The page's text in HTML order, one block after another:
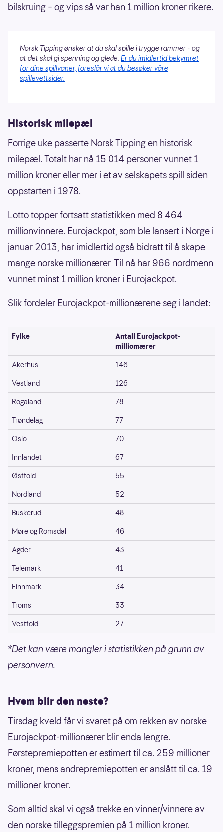
bilskruing – og vips så var han 1 million kroner rikere.
Norsk Tipping ønsker at du skal spille i trygge rammer - og
at det skal gi spenning og glede. Er du imidlertid bekymret
for dine spillvaner, foreslår vi at du besøker våre
spillevettsider.
Historisk milepæl
Forrige uke passerte Norsk Tipping en historisk
milepæl. Totalt har nå 15 014 personer vunnet 1
million kroner eller mer i et av selskapets spill siden
oppstarten i 1978.
Lotto topper fortsatt statistikken med 8 464
millionvinnere. Eurojackpot, som ble lansert i Norge i
januar 2013, har imidlertid også bidratt til å skape
mange norske millionærer. Til nå har 966 nordmenn
vunnet minst 1 million kroner i Eurojackpot.
Slik fordeler Eurojackpot-millionærene seg i landet:
Fylke
Antall Eurojackpot-
milliomærer
Akerhus
146
Vestland
126
Rogaland
78
Trøndelag
77
Oslo
70
Innlandet
67
Østfold
55
Nordland
52
Buskerud
48
Møre og Romsdal
46
Agder
43
Telemark
41
Finnmark
34
Troms
33
Vestfold
27
*Det kan være mangler i statistikken på grunn av
personvern.
Hvem blir den neste?
Tirsdag kveld får vi svaret på om rekken av norske
Eurojackpot-millionærer blir enda lengre.
Førstepremiepotten er estimert til ca. 259 millioner
kroner, mens andrepremiepotten er anslått til ca. 19
millioner kroner.
Som alltid skal vi også trekke en vinner/vinnere av
den norske tilleggspremien på 1 million kroner.